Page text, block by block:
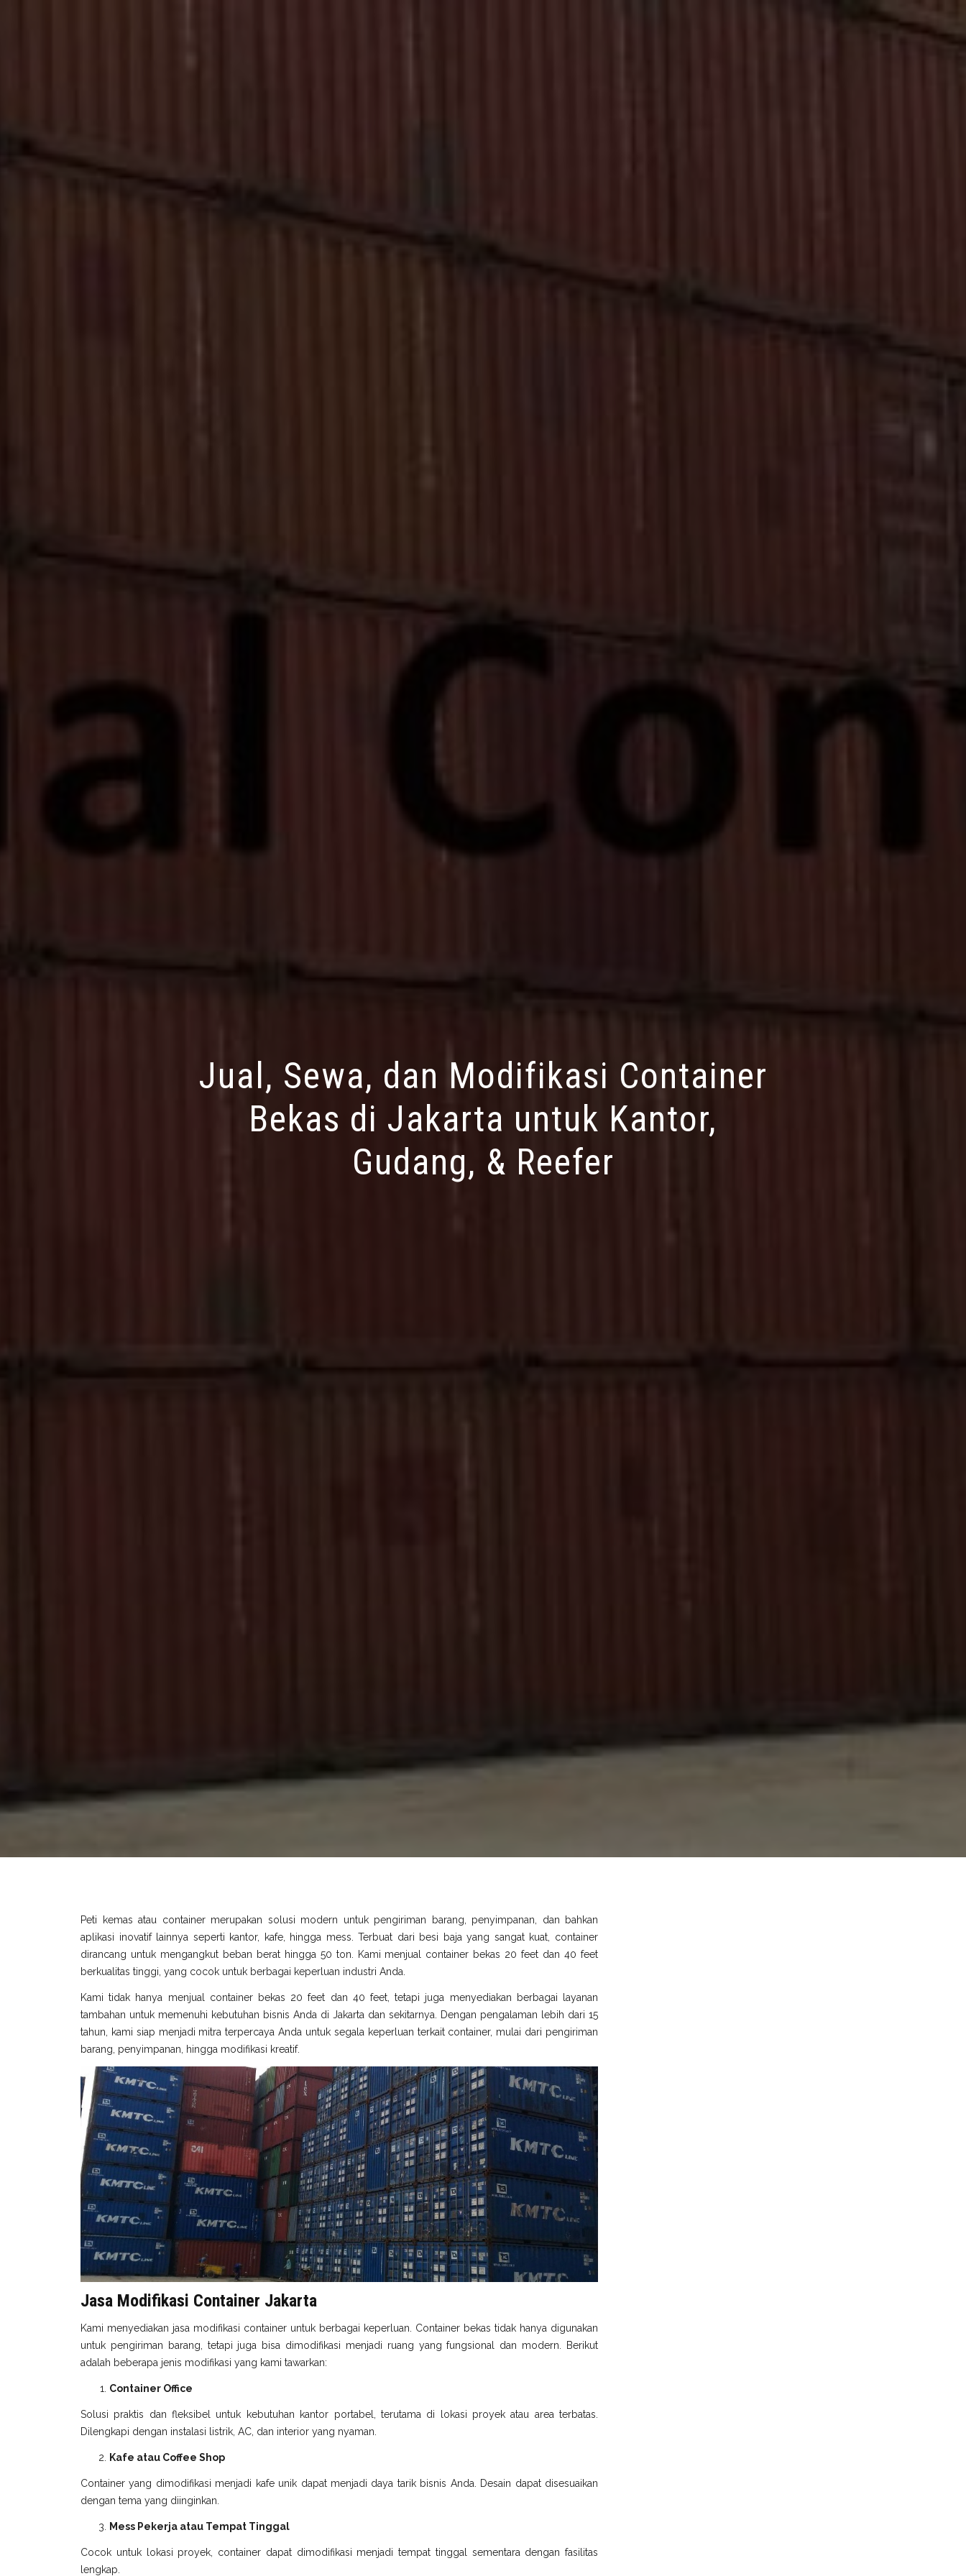
Jual, Sewa, dan Modifikasi Container
Bekas di Jakarta untuk Kantor,
Gudang, & Reefer
Peti kemas atau container merupakan solusi modern untuk pengiriman barang, penyimpanan, dan bahkan
aplikasi inovatif lainnya seperti kantor, kafe, hingga mess. Terbuat dari besi baja yang sangat kuat, container
dirancang untuk mengangkut beban berat hingga 50 ton. Kami menjual container bekas 20 feet dan 40 feet
berkualitas tinggi, yang cocok untuk berbagai keperluan industri Anda.
Kami tidak hanya menjual container bekas 20 feet dan 40 feet, tetapi juga menyediakan berbagai layanan
tambahan untuk memenuhi kebutuhan bisnis Anda di Jakarta dan sekitarnya. Dengan pengalaman lebih dari 15
tahun, kami siap menjadi mitra terpercaya Anda untuk segala keperluan terkait container, mulai dari pengiriman
barang, penyimpanan, hingga modifikasi kreatif.
Jasa Modifikasi Container Jakarta
Kami menyediakan jasa modifikasi container untuk berbagai keperluan. Container bekas tidak hanya digunakan
untuk pengiriman barang, tetapi juga bisa dimodifikasi menjadi ruang yang fungsional dan modern. Berikut
adalah beberapa jenis modifikasi yang kami tawarkan:
Container Office
Solusi praktis dan fleksibel untuk kebutuhan kantor portabel, terutama di lokasi proyek atau area terbatas.
Dilengkapi dengan instalasi listrik, AC, dan interior yang nyaman.
Kafe atau Coffee Shop
Container yang dimodifikasi menjadi kafe unik dapat menjadi daya tarik bisnis Anda. Desain dapat disesuaikan
dengan tema yang diinginkan.
Mess Pekerja atau Tempat Tinggal
Cocok untuk lokasi proyek, container dapat dimodifikasi menjadi tempat tinggal sementara dengan fasilitas
lengkap.